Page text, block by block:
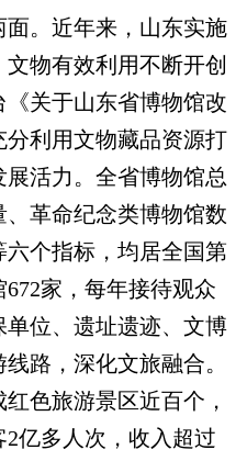
。近年来，山东实施
物有效利用不断开创
关于山东省博物馆改
利用文物藏品资源打
活力。全省博物馆总
革命纪念类博物馆数
个指标，均居全国第
家，每年接待观众
单位、遗址遗迹、文博
路，深化文旅融合。
色旅游景区近百个，
2亿多人次，收入超过